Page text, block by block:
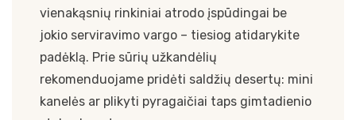
vienakąsnių rinkiniai atrodo įspūdingai be
jokio serviravimo vargo – tiesiog atidarykite
padėklą. Prie sūrių užkandėlių
rekomenduojame pridėti saldžių desertų: mini
kanelės ar plikyti pyragaičiai taps gimtadienio